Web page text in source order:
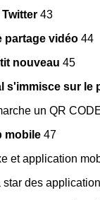
43
partage vidéo 44
nouveau 45
s'immisce sur le
un QR
mobile 47
et application
star des